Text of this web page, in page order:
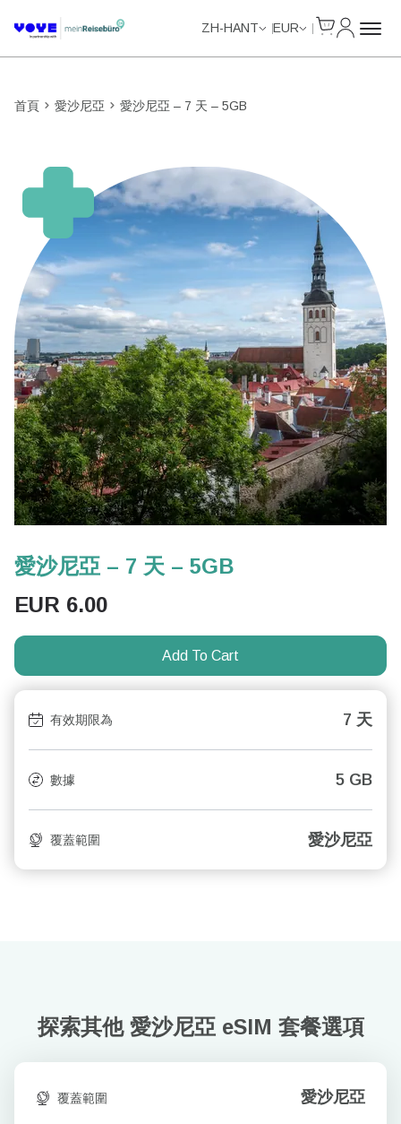
ZH-HANT EUR
首頁 愛沙尼亞 愛沙尼亞 – 7 天 – 5GB
愛沙尼亞 – 7 天 – 5GB
EUR 6.00
Add To Cart
有效期限為 7 天
數據 5 GB
覆蓋範圍 愛沙尼亞
探索其他 愛沙尼亞 eSIM 套餐選項
覆蓋範圍 愛沙尼亞